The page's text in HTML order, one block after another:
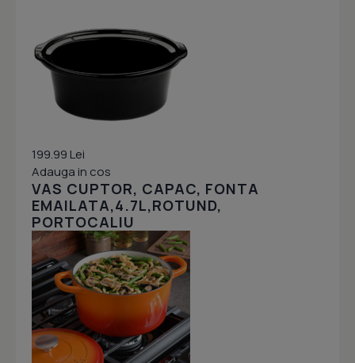
199.99 Lei
Adauga in cos
VAS CUPTOR, CAPAC, FONTA
EMAILATA,4.7L,ROTUND,
PORTOCALIU